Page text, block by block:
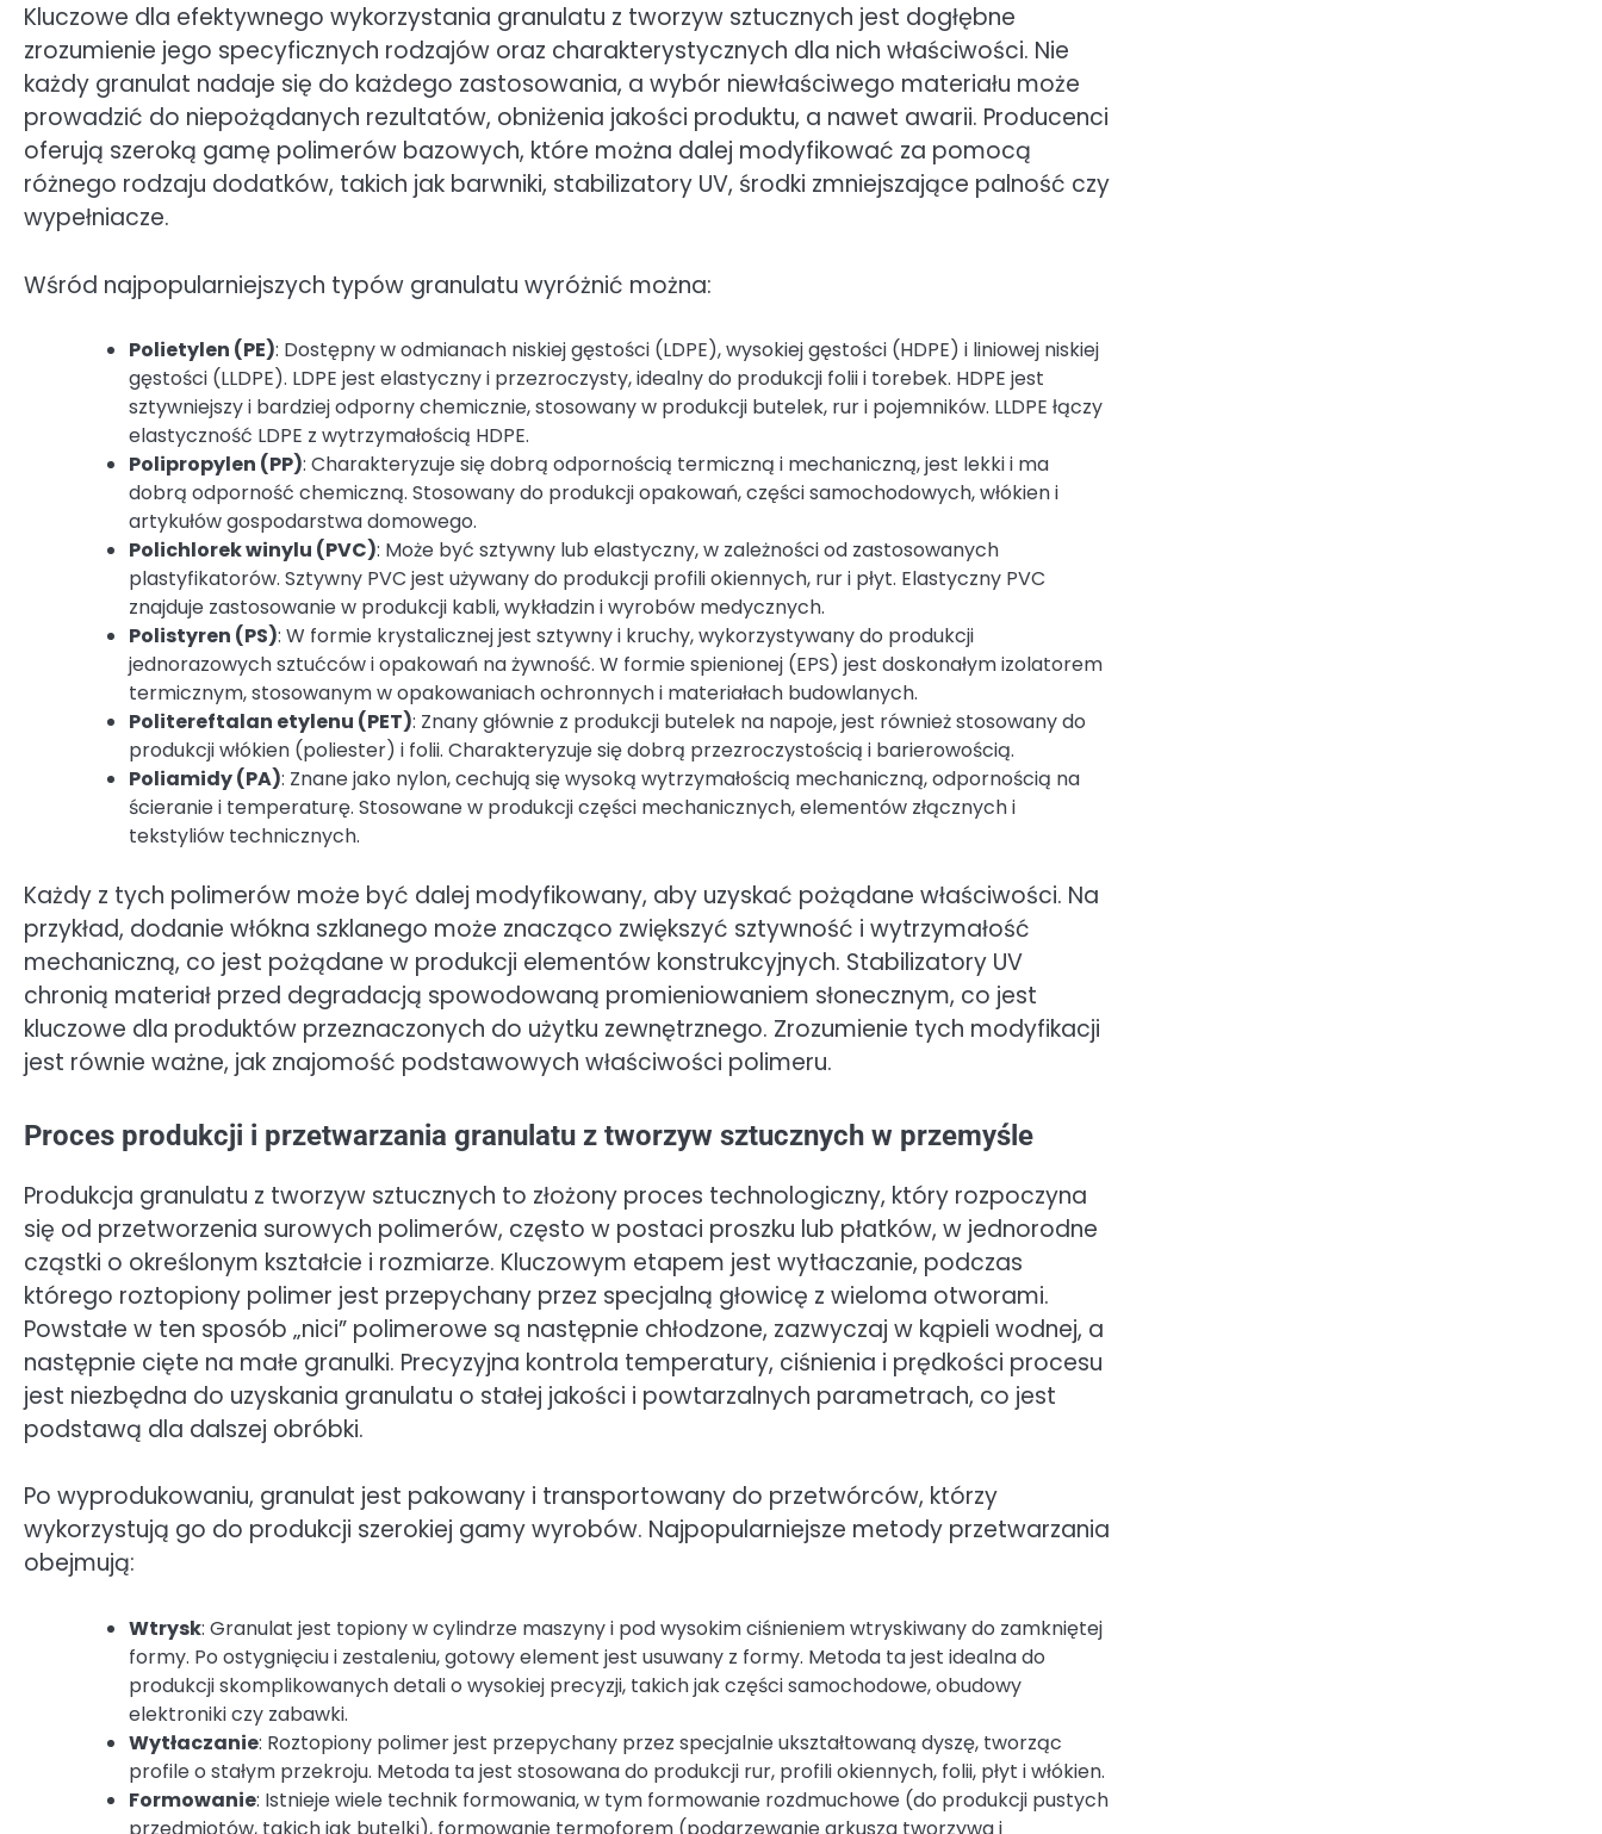
Kluczowe dla efektywnego wykorzystania granulatu z tworzyw sztucznych jest dogłębne
zrozumienie jego specyficznych rodzajów oraz charakterystycznych dla nich właściwości. Nie
każdy granulat nadaje się do każdego zastosowania, a wybór niewłaściwego materiału może
prowadzić do niepożądanych rezultatów, obniżenia jakości produktu, a nawet awarii. Producenci
oferują szeroką gamę polimerów bazowych, które można dalej modyfikować za pomocą
różnego rodzaju dodatków, takich jak barwniki, stabilizatory UV, środki zmniejszające palność czy
wypełniacze.
Wśród najpopularniejszych typów granulatu wyróżnić można:
Polietylen (PE): Dostępny w odmianach niskiej gęstości (LDPE), wysokiej gęstości (HDPE) i liniowej niskiej
gęstości (LLDPE). LDPE jest elastyczny i przezroczysty, idealny do produkcji folii i torebek. HDPE jest
sztywniejszy i bardziej odporny chemicznie, stosowany w produkcji butelek, rur i pojemników. LLDPE łączy
elastyczność LDPE z wytrzymałością HDPE.
Polipropylen (PP): Charakteryzuje się dobrą odpornością termiczną i mechaniczną, jest lekki i ma
dobrą odporność chemiczną. Stosowany do produkcji opakowań, części samochodowych, włókien i
artykułów gospodarstwa domowego.
Polichlorek winylu (PVC): Może być sztywny lub elastyczny, w zależności od zastosowanych
plastyfikatorów. Sztywny PVC jest używany do produkcji profili okiennych, rur i płyt. Elastyczny PVC
znajduje zastosowanie w produkcji kabli, wykładzin i wyrobów medycznych.
Polistyren (PS): W formie krystalicznej jest sztywny i kruchy, wykorzystywany do produkcji
jednorazowych sztućców i opakowań na żywność. W formie spienionej (EPS) jest doskonałym izolatorem
termicznym, stosowanym w opakowaniach ochronnych i materiałach budowlanych.
Politereftalan etylenu (PET): Znany głównie z produkcji butelek na napoje, jest również stosowany do
produkcji włókien (poliester) i folii. Charakteryzuje się dobrą przezroczystością i barierowością.
Poliamidy (PA): Znane jako nylon, cechują się wysoką wytrzymałością mechaniczną, odpornością na
ścieranie i temperaturę. Stosowane w produkcji części mechanicznych, elementów złącznych i
tekstyliów technicznych.
Każdy z tych polimerów może być dalej modyfikowany, aby uzyskać pożądane właściwości. Na
przykład, dodanie włókna szklanego może znacząco zwiększyć sztywność i wytrzymałość
mechaniczną, co jest pożądane w produkcji elementów konstrukcyjnych. Stabilizatory UV
chronią materiał przed degradacją spowodowaną promieniowaniem słonecznym, co jest
kluczowe dla produktów przeznaczonych do użytku zewnętrznego. Zrozumienie tych modyfikacji
jest równie ważne, jak znajomość podstawowych właściwości polimeru.
Proces produkcji i przetwarzania granulatu z tworzyw sztucznych w przemyśle
Produkcja granulatu z tworzyw sztucznych to złożony proces technologiczny, który rozpoczyna
się od przetworzenia surowych polimerów, często w postaci proszku lub płatków, w jednorodne
cząstki o określonym kształcie i rozmiarze. Kluczowym etapem jest wytłaczanie, podczas
którego roztopiony polimer jest przepychany przez specjalną głowicę z wieloma otworami.
Powstałe w ten sposób „nici” polimerowe są następnie chłodzone, zazwyczaj w kąpieli wodnej, a
następnie cięte na małe granulki. Precyzyjna kontrola temperatury, ciśnienia i prędkości procesu
jest niezbędna do uzyskania granulatu o stałej jakości i powtarzalnych parametrach, co jest
podstawą dla dalszej obróbki.
Po wyprodukowaniu, granulat jest pakowany i transportowany do przetwórców, którzy
wykorzystują go do produkcji szerokiej gamy wyrobów. Najpopularniejsze metody przetwarzania
obejmują:
Wtrysk: Granulat jest topiony w cylindrze maszyny i pod wysokim ciśnieniem wtryskiwany do zamkniętej
formy. Po ostygnięciu i zestaleniu, gotowy element jest usuwany z formy. Metoda ta jest idealna do
produkcji skomplikowanych detali o wysokiej precyzji, takich jak części samochodowe, obudowy
elektroniki czy zabawki.
Wytłaczanie: Roztopiony polimer jest przepychany przez specjalnie ukształtowaną dyszę, tworząc
profile o stałym przekroju. Metoda ta jest stosowana do produkcji rur, profili okiennych, folii, płyt i włókien.
Formowanie: Istnieje wiele technik formowania, w tym formowanie rozdmuchowe (do produkcji pustych